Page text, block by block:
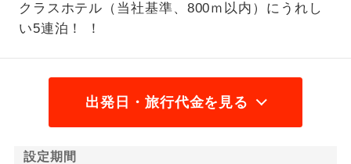
クラスホテル（当社基準、800ｍ以内）にうれし
い5連泊！ ！
出発日・旅行代金を見る
設定期間
年齢制限あり
です。
ホテル指定
ご紹介するホテルを指定したコースで
す。